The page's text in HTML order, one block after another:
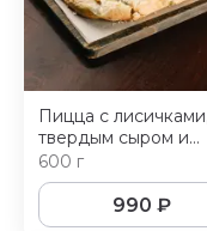
Пицца с
твердым сыром и
творожным муссом
600 г
990 ₽